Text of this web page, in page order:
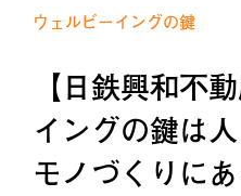
ウェルビーイングの鍵
【日鉄興和不
イングの鍵は
モノづくりにあ